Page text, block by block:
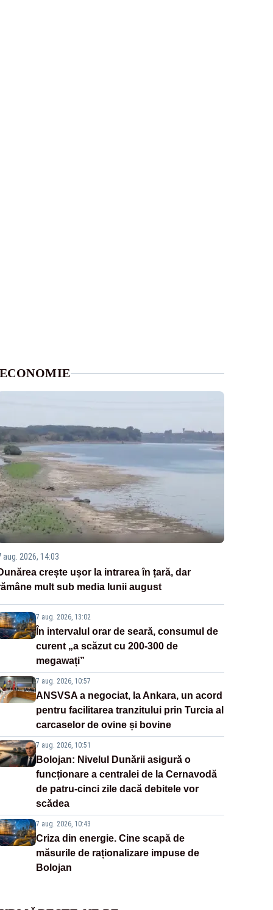
aug. 2026, 14:03
crește ușor la intrarea în țară, dar
mult sub media lunii august
7 aug. 2026, 13:02
În intervalul orar de seară, consumul de
curent „a scăzut cu 200-300 de
megawați”
7 aug. 2026, 10:57
ANSVSA a negociat, la Ankara, un acord
pentru facilitarea tranzitului prin Turcia al
carcaselor de ovine și bovine
7 aug. 2026, 10:51
Bolojan: Nivelul Dunării asigură o
funcționare a centralei de la Cernavodă
de patru-cinci zile dacă debitele vor
scădea
7 aug. 2026, 10:43
Criza din energie. Cine scapă de
măsurile de raționalizare impuse de
Bolojan